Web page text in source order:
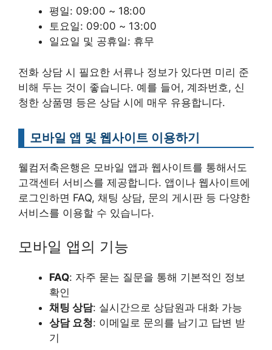
평일: 09:00 ~ 18:00
토요일: 09:00 ~ 13:00
일요일 및 공휴일: 휴무
전화 상담 시 필요한 서류나 정보가 있다면 미리 준
비해 두는 것이 좋습니다. 예를 들어, 계좌번호, 신
청한 상품명 등은 상담 시에 매우 유용합니다.
모바일 앱 및 웹사이트 이용하기
웰컴저축은행은 모바일 앱과 웹사이트를 통해서도
고객센터 서비스를 제공합니다. 앱이나 웹사이트에
로그인하면 FAQ, 채팅 상담, 문의 게시판 등 다양한
서비스를 이용할 수 있습니다.
모바일 앱의 기능
FAQ: 자주 묻는 질문을 통해 기본적인 정보
확인
채팅 상담: 실시간으로 상담원과 대화 가능
상담 요청: 이메일로 문의를 남기고 답변 받
기